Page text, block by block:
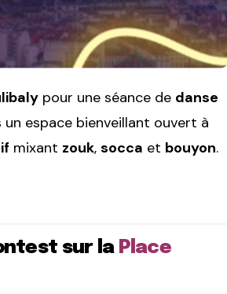
pour une séance de danse
un espace bienveillant ouvert à
mixant zouk, socca et bouyon.
sur la Place